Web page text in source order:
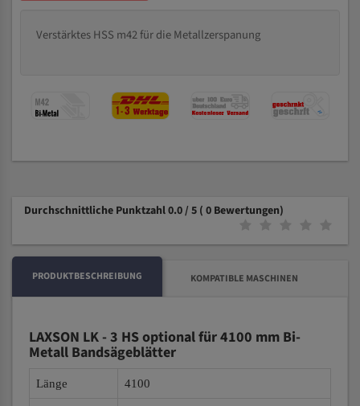
Verstärktes HSS m42 für die Metallzerspanung
Durchschnittliche Punktzahl 0.0 / 5 ( 0 Bewertungen)
PRODUKTBESCHREIBUNG KOMPATIBLE MASCHINEN
LAXSON LK - 3 HS optional für 4100 mm Bi-
Metall Bandsägeblätter
Länge 4100